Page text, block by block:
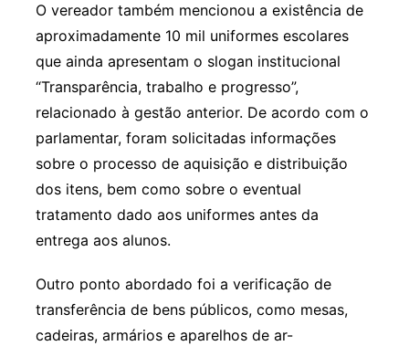
O vereador também mencionou a existência de
aproximadamente 10 mil uniformes escolares
que ainda apresentam o slogan institucional
“Transparência, trabalho e progresso”,
relacionado à gestão anterior. De acordo com o
parlamentar, foram solicitadas informações
sobre o processo de aquisição e distribuição
dos itens, bem como sobre o eventual
tratamento dado aos uniformes antes da
entrega aos alunos.
Outro ponto abordado foi a verificação de
transferência de bens públicos, como mesas,
cadeiras, armários e aparelhos de ar-